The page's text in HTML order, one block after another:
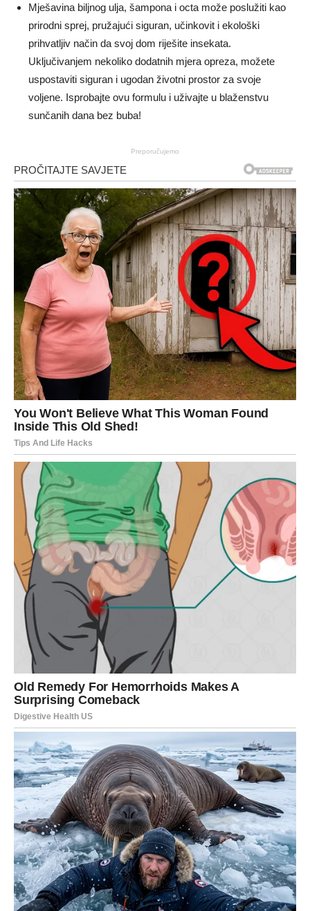
Mješavina biljnog ulja, šampona i octa može poslužiti kao
prirodni sprej, pružajući siguran, učinkovit i ekološki
prihvatljiv način da svoj dom riješite insekata.
Uključivanjem nekoliko dodatnih mjera opreza, možete
uspostaviti siguran i ugodan životni prostor za svoje
voljene. Isprobajte ovu formulu i uživajte u blaženstvu
sunčanih dana bez buba!
Preporučujemo